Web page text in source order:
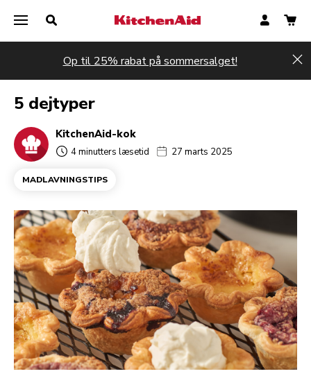
Op til 25% rabat på sommersalget!
5 dejtyper
KitchenAid-kok
4 minutters læsetid 27 marts 2025
MADLAVNINGSTIPS